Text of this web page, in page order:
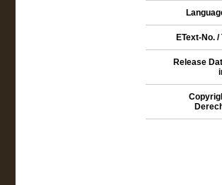
EText-No.
Release